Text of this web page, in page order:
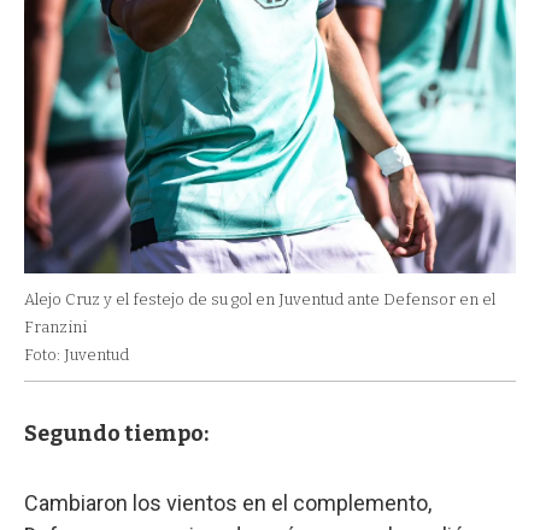
Alejo Cruz y el festejo de su gol en Juventud ante Defensor en el
Franzini
Foto: Juventud
Segundo tiempo:
Cambiaron los vientos en el complemento,